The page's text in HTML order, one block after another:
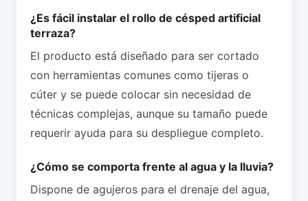
¿Es fácil instalar el rollo de césped artificial
terraza?
El producto está diseñado para ser cortado
con herramientas comunes como tijeras o
cúter y se puede colocar sin necesidad de
técnicas complejas, aunque su tamaño puede
requerir ayuda para su despliegue completo.
¿Cómo se comporta frente al agua y la lluvia?
Dispone de agujeros para el drenaje del agua,